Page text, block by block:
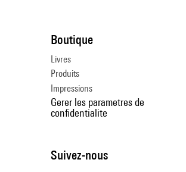
Boutique
Livres
Produits
Impressions
Gerer les parametres de
confidentialite
Suivez-nous